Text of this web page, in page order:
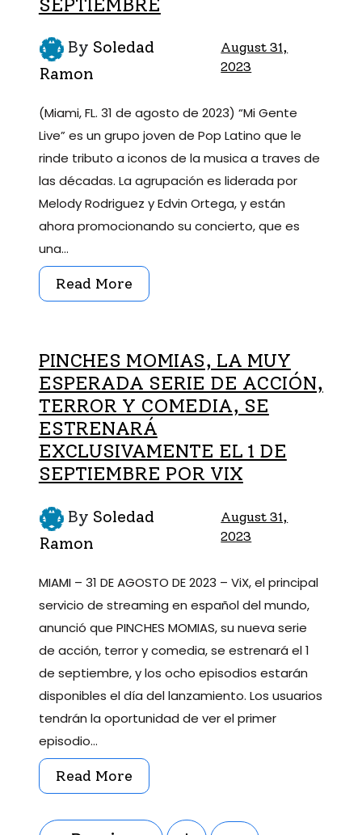
SEPTIEMBRE
By Soledad
Ramon
August 31,
2023
(Miami, FL. 31 de agosto de 2023) “Mi Gente
Live” es un grupo joven de Pop Latino que le
rinde tributo a iconos de la musica a traves de
las décadas. La agrupación es liderada por
Melody Rodriguez y Edvin Ortega, y están
ahora promocionando su concierto, que es
una…
Read More
PINCHES MOMIAS, LA MUY
ESPERADA SERIE DE ACCIÓN,
TERROR Y COMEDIA, SE
ESTRENARÁ
EXCLUSIVAMENTE EL 1 DE
SEPTIEMBRE POR VIX
By Soledad
Ramon
August 31,
2023
MIAMI – 31 DE AGOSTO DE 2023 – ViX, el principal
servicio de streaming en español del mundo,
anunció que PINCHES MOMIAS, su nueva serie
de acción, terror y comedia, se estrenará el 1
de septiembre, y los ocho episodios estarán
disponibles el día del lanzamiento. Los usuarios
tendrán la oportunidad de ver el primer
episodio…
Read More